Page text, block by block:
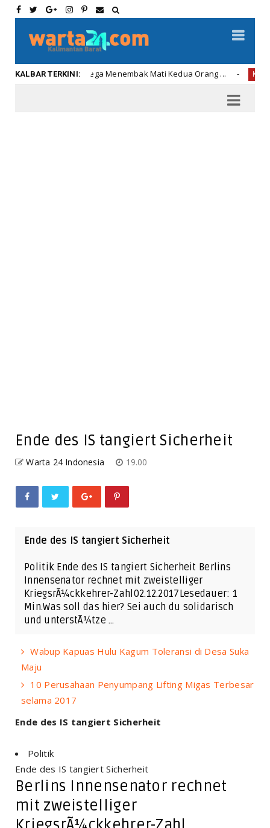
KALBAR TERKINI:
Polisi Tega Menembak Mati Kedua Orang ... Kalbar
Ende des IS tangiert Sicherheit
Warta 24 Indonesia 19.00
Ende des IS tangiert Sicherheit
Politik Ende des IS tangiert Sicherheit Berlins
Innensenator rechnet mit zweistelliger
KriegsrÃ¼ckkehrer-Zahl02.12.2017Lesedauer: 1
Min.Was soll das hier? Sei auch du solidarisch
und unterstÃ¼tze …
Wabup Kapuas Hulu Kagum Toleransi di Desa Suka
Maju
10 Perusahaan Penyumpang Lifting Migas Terbesar
selama 2017
Ende des IS tangiert Sicherheit
Politik
Ende des IS tangiert Sicherheit
Berlins Innensenator rechnet
mit zweistelliger